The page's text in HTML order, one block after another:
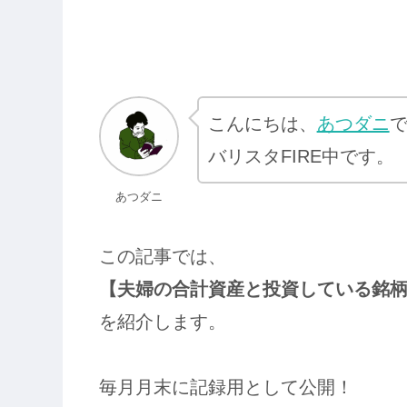
あつダニ
こんにちは、 あつダニ
バリスタFIRE中です。
この記事では、
【夫婦の合計資産と投資している銘柄
を紹介します。
毎月月末に記録用として公開！